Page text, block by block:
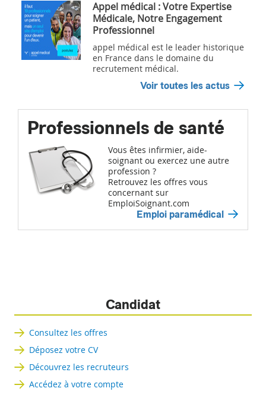
Appel médical : Votre Expertise
Médicale, Notre Engagement
Professionnel
appel médical est le leader historique
en France dans le domaine du
recrutement médical.
Voir toutes les actus
Professionnels de santé
Vous êtes infirmier, aide-
soignant ou exercez une autre
profession ?
Retrouvez les offres vous
concernant sur
EmploiSoignant.com
Emploi paramédical
Candidat
Consultez les offres
Déposez votre CV
Découvrez les recruteurs
Accédez à votre compte